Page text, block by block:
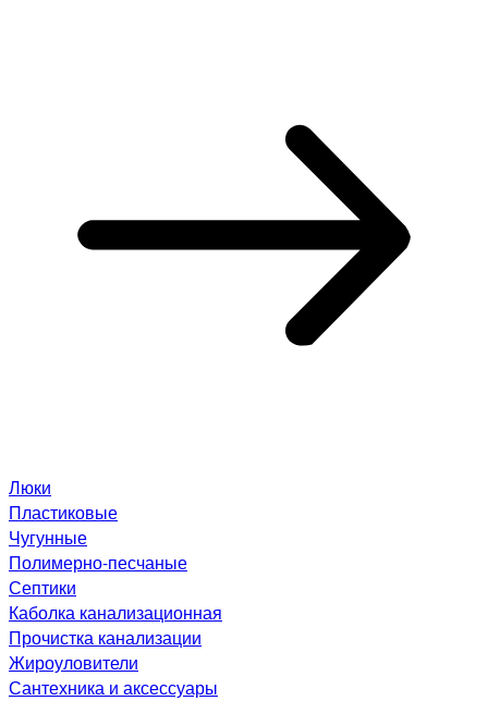
Люки
Пластиковые
Чугунные
Полимерно-песчаные
Септики
Каболка канализационная
Прочистка канализации
Жироуловители
Сантехника и аксессуары